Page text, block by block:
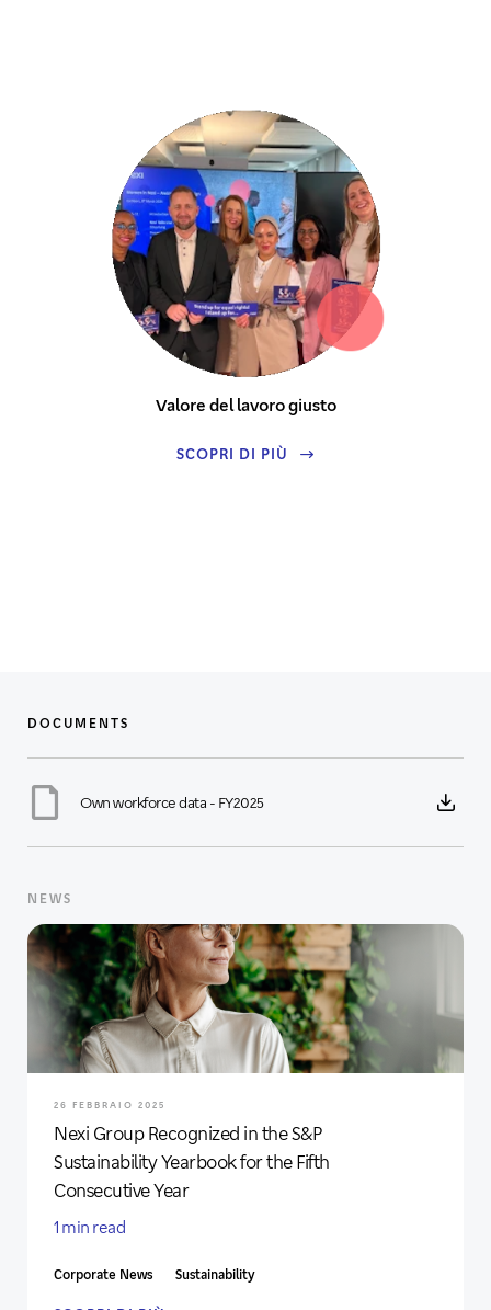
Valore del lavoro giusto
SCOPRI DI PIÙ
DOCUMENTS
Own workforce data - FY2025
NEWS
26 FEBBRAIO 2025
Nexi Group Recognized in the S&P
Sustainability Yearbook for the Fifth
Consecutive Year
1 min read
Corporate News Sustainability